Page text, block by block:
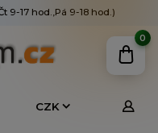
CZK
9-17 hod.,Pá 9-18 hod.)
0